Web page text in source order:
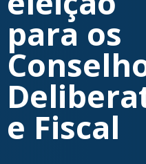
para os
e Fiscal